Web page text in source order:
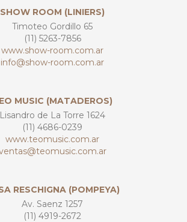
SHOW ROOM (LINIERS)
Timoteo Gordillo 65
(11) 5263-7856
www.show-room.com.ar
info@show-room.com.ar
MUSIC (MATADEROS)
Lisandro de La Torre 1624
(11) 4686-0239
www.teomusic.com.ar
RESCHIGNA (POMPEYA)
Av. Saenz 1257
(11) 4919-2672